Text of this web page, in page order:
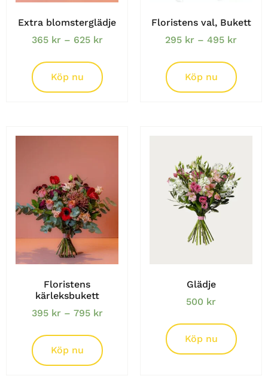
Extra blomsterglädje
365 kr – 625 kr
Köp nu
Floristens val, Bukett
295 kr – 495 kr
Köp nu
Floristens
kärleksbukett
395 kr – 795 kr
Köp nu
Glädje
500 kr
Köp nu